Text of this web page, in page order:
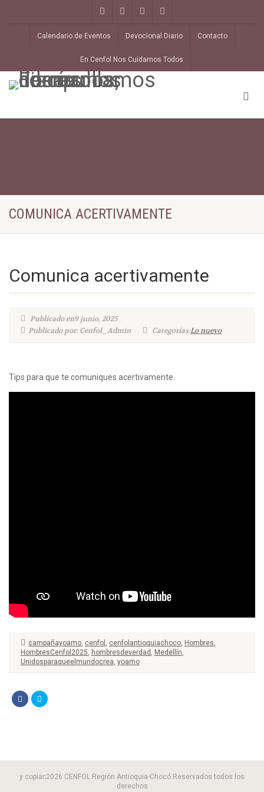
Calendario de Eventos Devocional Diario Contacto
En Cenfol Nos Cuidamos Todos
COMUNICA ACERTIVAMENTE
Comunica acertivamente
Publicado en9 junio, 2025
Publicado por: Cenfol_Admin
Categorías:Lo nuevo
Tips para que te comuniques acertivamente.
campañayoamo, cenfol , cenfolantioquiachoco, Hombres,
HombresCenfol2025, hombresdeverdad , Medellín,
Unidosparaqueelmundocrea, yoamo
y copiar;2026 CENFOL Región Antioquia-Chocó.Reservados todos los
derechos